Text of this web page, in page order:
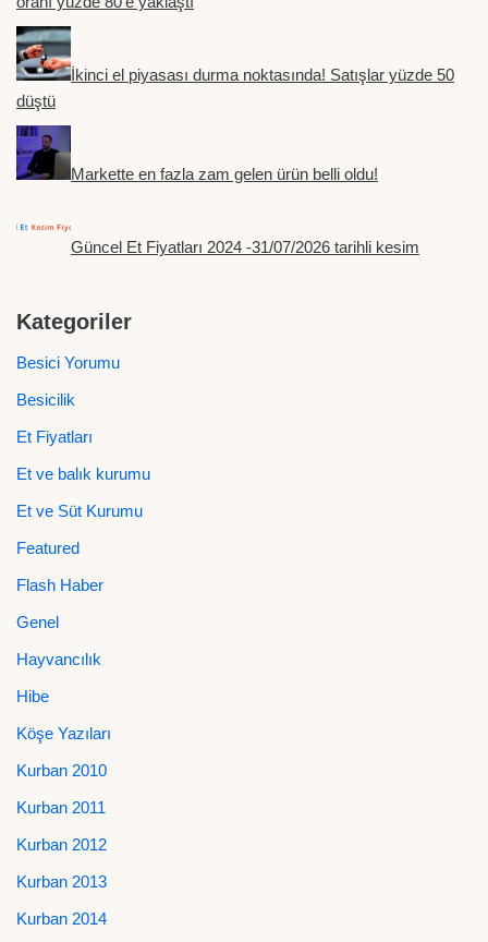
İkinci el piyasası durma noktasında! Satışlar yüzde 50
düştü
Markette en fazla zam gelen ürün belli oldu!
Güncel Et Fiyatları 2024 -31/07/2026 tarihli kesim
Kategoriler
Besici Yorumu
Besicilik
Et Fiyatları
Et ve balık kurumu
Et ve Süt Kurumu
Featured
Flash Haber
Genel
Hayvancılık
Hibe
Köşe Yazıları
Kurban 2010
Kurban 2011
Kurban 2012
Kurban 2013
Kurban 2014